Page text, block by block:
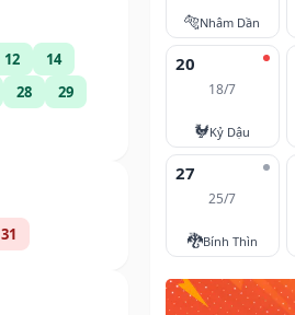
12
14
28
29
31
🐅Nhâm Dần
20
18/7
🐓Kỷ Dậu
27
25/7
🐉Bính Thìn